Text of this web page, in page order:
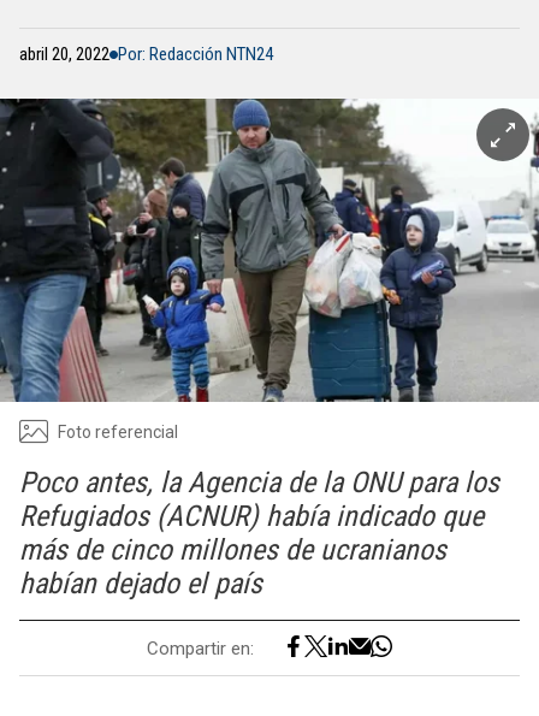
abril 20, 2022 Por: Redacción NTN24
Foto referencial
Poco antes, la Agencia de la ONU para los
Refugiados (ACNUR) había indicado que
más de cinco millones de ucranianos
habían dejado el país
Compartir en: